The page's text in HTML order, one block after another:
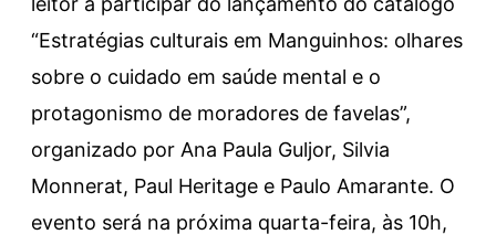
“Estratégias culturais em Manguinhos: olhares
sobre o cuidado em saúde mental e o
protagonismo de moradores de favelas”,
organizado por Ana Paula Guljor, Silvia
Monnerat, Paul Heritage e Paulo Amarante. O
evento será na próxima quarta-feira, às 10h,